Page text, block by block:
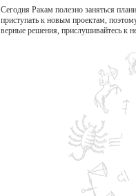
Сегодня Ракам полезно заняться
приступать к новым проектам,
верные решения, прислушивайтесь к